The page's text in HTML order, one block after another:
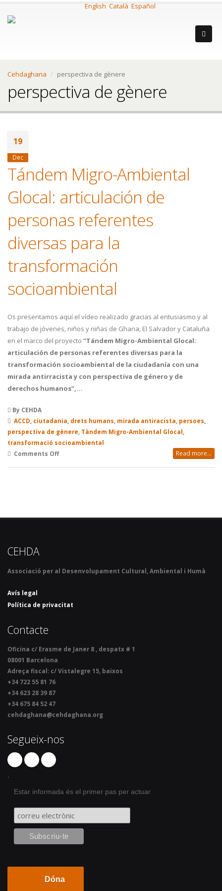
English Català Español
Cehdaghana perspectiva de gènere
perspectiva de gènere
19
Dec
Tándem Migro-Ambiental
Glocal: articulación de
personas referentes
diversas para la
transformación
socioambiental
Os presentamos aquí el vídeo realizado gracias al entusiasmo y al
trabajo de jóvenes, niños y niñas de Ghana, El Salvador y Cataluña
en el marco del proyecto “Tándem Migro-Ambiental Glocal:
articulación de personas referentes diversas para la
transformación socioambiental de la ciudadanía con una
mirada antirracista y con perspectiva de género y de
derechos humanos”,…
By CEHDA
ACCD ciutadania drets humans mirada antiracista persoes
perspectiva de gènere Tàndem Migro-Ambiental Glocal
transformació socioambiental
Comments Off
Read more...
CEHDA
Associació per al Desenvolupament Cultural, Ambiental i Humà
Avís legal
Política de privacitat
Contacte
Oficina c/ Erasme de Janer 8 , despatx # 1
08001 Barcelona
Adreça fiscal: c/ Vistalegre 15, baixos
+34 722 55 81 76
+34 623 28 39 87
+34 675 84 52 47
cehdaghana@cehdaghana.org
Segueix-nos
.
Estar informada és el primer pas per actuar
Dóna